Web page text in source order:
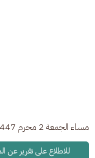
مساء الجمعة 2 محرم 1447هـ